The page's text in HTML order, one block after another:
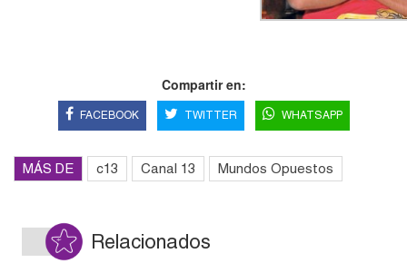
Compartir en:
FACEBOOK TWITTER WHATSAPP
MÁS DE c13 Canal 13 Mundos Opuestos
Relacionados